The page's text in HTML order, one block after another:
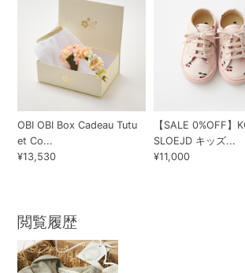
OBI OBI Box Cadeau Tutu
et Co...
¥13,530
【SALE 0%OFF】
SLOEJD キッズ...
¥11,000
閲覧履歴